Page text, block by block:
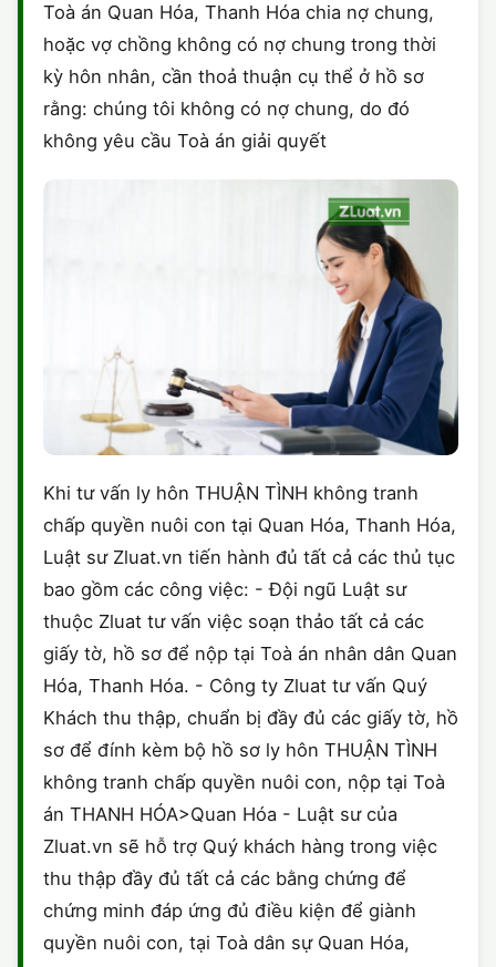
Toà án Quan Hóa, Thanh Hóa chia nợ chung,
hoặc vợ chồng không có nợ chung trong thời
kỳ hôn nhân, cần thoả thuận cụ thể ở hồ sơ
rằng: chúng tôi không có nợ chung, do đó
không yêu cầu Toà án giải quyết
Khi tư vấn ly hôn THUẬN TÌNH không tranh
chấp quyền nuôi con tại Quan Hóa, Thanh Hóa,
Luật sư Zluat.vn tiến hành đủ tất cả các thủ tục
bao gồm các công việc: - Đội ngũ Luật sư
thuộc Zluat tư vấn việc soạn thảo tất cả các
giấy tờ, hồ sơ để nộp tại Toà án nhân dân Quan
Hóa, Thanh Hóa. - Công ty Zluat tư vấn Quý
Khách thu thập, chuẩn bị đầy đủ các giấy tờ, hồ
sơ để đính kèm bộ hồ sơ ly hôn THUẬN TÌNH
không tranh chấp quyền nuôi con, nộp tại Toà
án THANH HÓA>Quan Hóa - Luật sư của
Zluat.vn sẽ hỗ trợ Quý khách hàng trong việc
thu thập đầy đủ tất cả các bằng chứng để
chứng minh đáp ứng đủ điều kiện để giành
quyền nuôi con, tại Toà dân sự Quan Hóa,